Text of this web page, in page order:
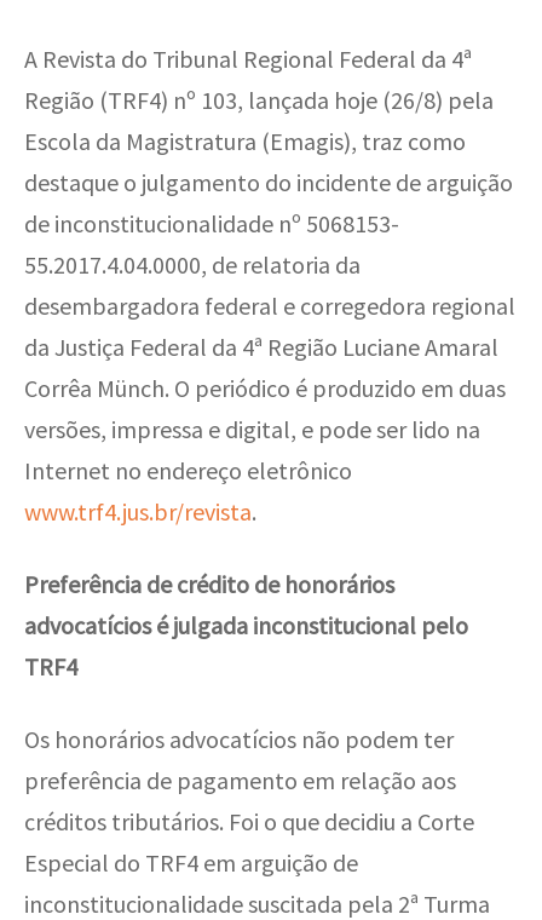
A Revista do Tribunal Regional Federal da 4ª
Região (TRF4) nº 103, lançada hoje (26/8) pela
Escola da Magistratura (Emagis), traz como
destaque o julgamento do incidente de arguição
de inconstitucionalidade nº 5068153-
55.2017.4.04.0000, de relatoria da
desembargadora federal e corregedora regional
da Justiça Federal da 4ª Região Luciane Amaral
Corrêa Münch. O periódico é produzido em duas
versões, impressa e digital, e pode ser lido na
Internet no endereço eletrônico
www.trf4.jus.br/revista.
Preferência de crédito de honorários
advocatícios é julgada inconstitucional pelo
TRF4
Os honorários advocatícios não podem ter
preferência de pagamento em relação aos
créditos tributários. Foi o que decidiu a Corte
Especial do TRF4 em arguição de
inconstitucionalidade suscitada pela 2ª Turma